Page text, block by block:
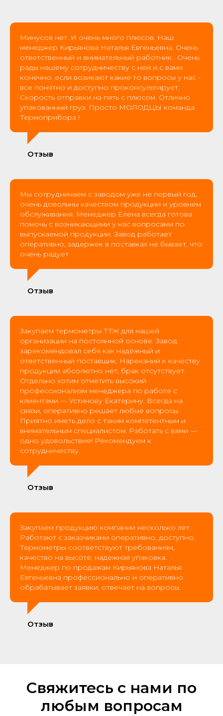
Минусов нет. И очень много плюсов. Наш
менеджер Кирьянова Наталья Евгеньевна. Очень
ответственный и внимательный работник . Очень
рады нашему сотрудничеству с ней и с вами
конечно. если возикают какие то вопросы у нас -
все понятно и доступно проконсультирует.
Скорость отправки на пять с плюсом. Отлично
упакованный груз. Просто МОЛОДЦЫ команда
Термоприбора !
Отзыв
Мы сотрудничаем с заводом уже не первый год,
очень довольны качеством продукции и уровнем
обслуживания. Менеджер Елена всегда готова
помочь с возникающими у нас вопросами по
выпускаемой продукции. Завод работает
оперативно, задержек в поставках не бывает, что
очень радует
Отзыв
Закупаем термометры ТТЖ для нашей
организации на постоянной основе. Завод
зарекомендовал себя как надёжный и
ответственный поставщик. Нареканий к качеству
продукции абсолютно нет, брак отсутствует.
Отдельно хотим отметить высокий
профессионализм менеджера по работе с
клиентами — Устинову Екатерину. Всегда на
связи, оперативно решает любые вопросы.
Приятно иметь дело с таким компетентным и
внимательным специалистом. Работать с вами —
одно удовольствие! Рекомендуем к
сотрудничеству.
Отзыв
Закупаем продукцию компании несколько лет.
Работают с заказчиками оперативно, доступно.
Термометры соответствуют требованиям,
качество на высоте, надежная упаковка.
Менеджер по продажам Кирьянова Наталья
Евгеньевна профессионально и оперативно
обрабатывает заявки, отвечает на вопросы.
Отзыв
Свяжитесь с нами по
любым вопросам